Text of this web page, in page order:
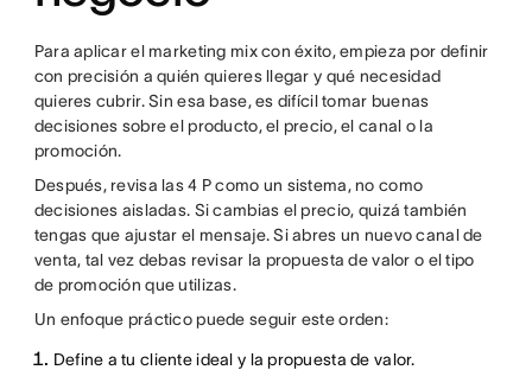
Para aplicar el marketing mix con éxito, empieza por definir
con precisión a quién quieres llegar y qué necesidad
quieres cubrir. Sin esa base, es difícil tomar buenas
decisiones sobre el producto, el precio, el canal o la
promoción.
Después, revisa las 4 P como un sistema, no como
decisiones aisladas. Si cambias el precio, quizá también
tengas que ajustar el mensaje. Si abres un nuevo canal de
venta, tal vez debas revisar la propuesta de valor o el tipo
de promoción que utilizas.
Un enfoque práctico puede seguir este orden:
Define a tu cliente ideal y la propuesta de valor.